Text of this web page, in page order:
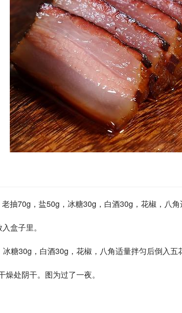
抽70g，盐50g，冰糖30g，白酒30g，花椒，八角
盒子里。
糖30g，白酒30g，花椒，八角适量拌匀后倒入五
处阴干。图为过了一夜。